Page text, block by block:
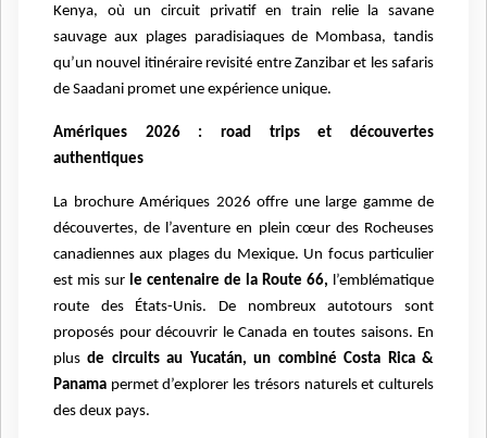
Kenya, où un circuit privatif en train relie la savane
sauvage aux plages paradisiaques de Mombasa, tandis
qu’un nouvel itinéraire revisité entre Zanzibar et les safaris
de Saadani promet une expérience unique.
Amériques 2026 : road trips et découvertes
authentiques
La brochure Amériques 2026 offre une large gamme de
découvertes, de l’aventure en plein cœur des Rocheuses
canadiennes aux plages du Mexique. Un focus particulier
est mis sur le centenaire de la Route 66, l’emblématique
route des États-Unis. De nombreux autotours sont
proposés pour découvrir le Canada en toutes saisons. En
plusde circuits au Yucatán, un combiné Costa Rica &
Panama permet d’explorer les trésors naturels et culturels
des deux pays.